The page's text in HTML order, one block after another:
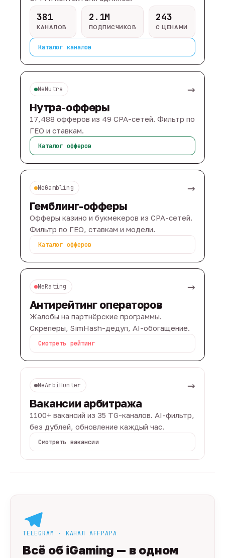
381
КАНАЛОВ
2.1M
ПОДПИСЧИКОВ
243
С ЦЕНАМИ
Каталог каналов
NeNutra →
Нутра-офферы
17,488 офферов из 49 CPA-сетей. Фильтр по
ГЕО и ставкам.
Каталог офферов
NeGambling →
Гемблинг-офферы
Офферы казино и букмекеров из CPA-сетей.
Фильтр по ГЕО, ставкам и модели.
Каталог офферов
NeRating →
Антирейтинг операторов
Жалобы на партнёрские программы.
Скреперы, SimHash-дедуп, AI-обогащение.
Смотреть рейтинг
NeArbiHunter →
Вакансии арбитража
1100+ вакансий из 35 TG-каналов. AI-фильтр,
без дублей, обновление каждый час.
Смотреть вакансии
TELEGRAM · КАНАЛ AFFPAPA
Всё об iGaming — в одном